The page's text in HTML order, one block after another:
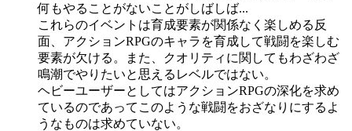
何もやることがないことがしばしば...
これらのイベントは育成要素が関係なく楽しめる反
面、アクションRPGのキャラを育成して戦闘を楽しむ
要素が欠ける。また、クオリティに関してもわざわざ
鳴潮でやりたいと思えるレベルではない。
ヘビーユーザーとしてはアクションRPGの深化を求め
ているのであってこのような戦闘をおざなりにするよ
うなものは求めていない。